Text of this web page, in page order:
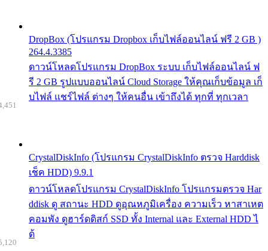
DropBox (โปรแกรม Dropbox เก็บไฟล์ออนไลน์ ฟรี 2 GB )
264.4.3385
ดาวน์โหลดโปรแกรม DropBox ระบบ เก็บไฟล์ออนไลน์ ฟ
รี 2 GB รูปแบบออนไลน์ Cloud Storage ให้คุณเก็บข้อมูล เก็
บไฟล์ แชร์ไฟล์ ต่างๆ ให้คนอื่น เข้าถึงได้ ทุกที่ ทุกเวลา
CrystalDiskInfo (โปรแกรม CrystalDiskInfo ตรวจ Harddisk
เช็ค HDD) 9.9.1
ดาวน์โหลดโปรแกรม CrystalDiskInfo โปรแกรมตรวจ Har
ddisk ดู สถานะ HDD ดูอุณหภูมิเครื่อง ความเร็ว หาสาเหต
คอมพัง ดูฮาร์ดดิสก์ SSD ทั้ง Internal และ External HDD ไ
ด้